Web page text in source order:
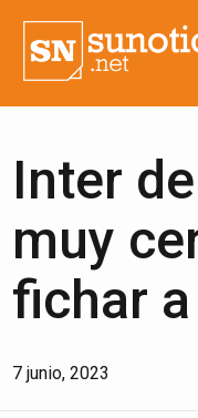
Inter
muy
fichar
7 junio, 2023